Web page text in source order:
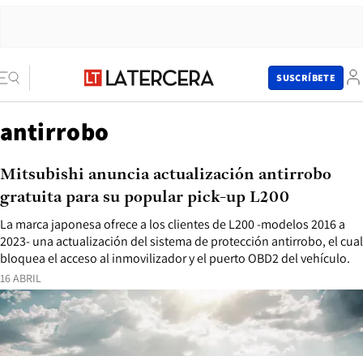
SUSCRÍBETE
antirrobo
16 ABRIL
La marca japonesa ofrece a los clientes de L200 -modelos 2016 a
2023- una actualización del sistema de protección antirrobo, el cual
bloquea el acceso al inmovilizador y el puerto OBD2 del vehículo.
Mitsubishi anuncia actualización antirrobo
gratuita para su popular pick-up L200